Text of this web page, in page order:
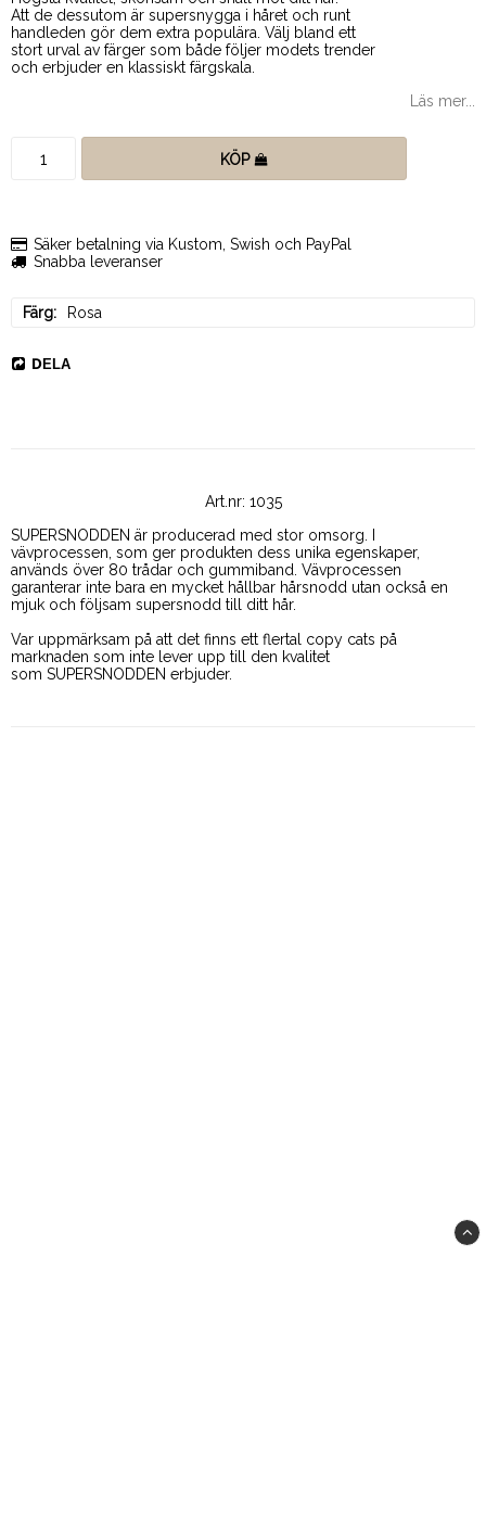
Att de dessutom är supersnygga i håret och runt
handleden gör dem extra populära. Välj bland ett
stort urval av färger som både följer modets trender
och erbjuder en klassiskt färgskala.
Läs mer...
KÖP
Säker betalning via Kustom, Swish och PayPal
Snabba leveranser
Färg Rosa
DELA
Art.nr: 1035
SUPERSNODDEN är producerad med stor omsorg.
används över 80 trådar och gummiband. Vävprocessen
garanterar inte bara en mycket hållbar hårsnodd utan också en
mjuk och följsam supersnodd till ditt hår.
Var uppmärksam på att det finns ett flertal copy cats på
marknaden som inte lever upp till den kvalitet
som SUPERSNODDEN erbjuder.